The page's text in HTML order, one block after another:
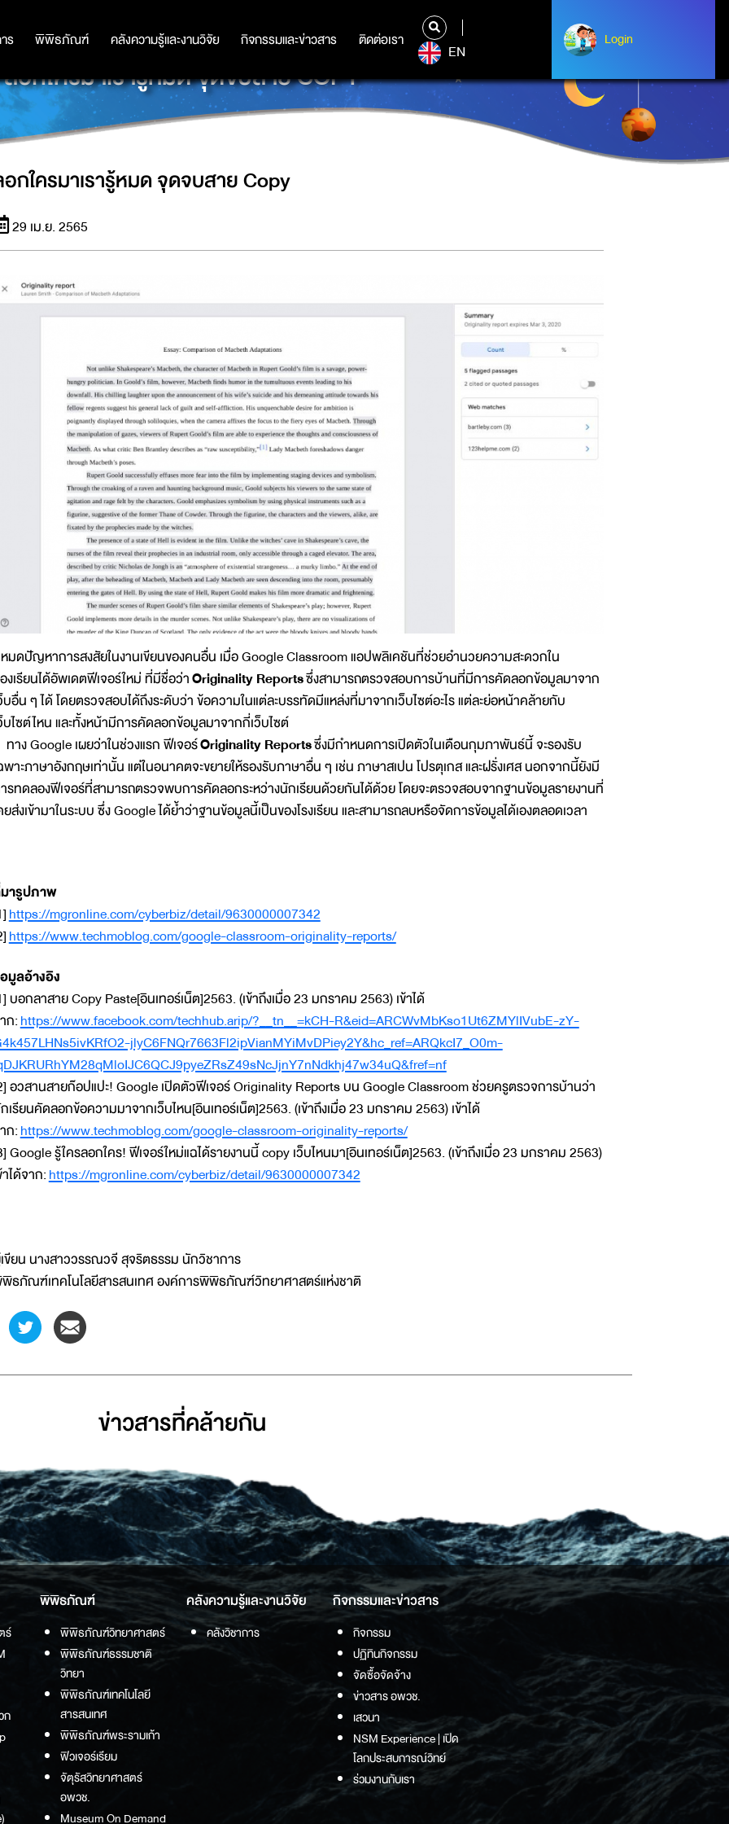
ร พิพิธภัณฑ์ คลังความรู้และงานวิจัย กิจกรรมและข่าวสาร ติดต่อเรา
ร พิพิธภัณฑ์ คลังความรู้และงานวิจัย กิจกรรมและข่าวสาร ติดต่อเรา
EN
Login
Login
ลอกใครมาเรารู้หมด จุดจบสาย COPY
กใครมาเรารู้หมด จุดจบสาย Copy
29 เม.ย. 2565
หมดปัญหาการสงสัยในงานเขียนของคนอื่น เมื่อ Google Classroom แอปพลิเคชันที่ช่วยอำนวยความสะดวกใน
งเรียนได้อัพเดตฟีเจอร์ใหม่ ที่มีชื่อว่าOriginality Reportsซึ่งสามารถตรวจสอบการบ้านที่มีการคัดลอกข้อมูลมาจาก
บอื่น ๆ ได้ โดยตรวจสอบได้ถึงระดับว่า ข้อความในแต่ละบรรทัดมีแหล่งที่มาจากเว็บไซต์อะไร แต่ละย่อหน้าคล้ายกับ
บไซต์ไหน และทั้งหน้ามีการคัดลอกข้อมูลมาจากกี่เว็บไซต์
ทาง Google เผยว่าในช่วงแรก ฟีเจอร์Originality Reportsซึ่งมีกำหนดการเปิดตัวในเดือนกุมภาพันธ์นี้ จะรองรับ
พาะภาษาอังกฤษเท่านั้น แต่ในอนาคตจะขยายให้รองรับภาษาอื่น ๆ เช่น ภาษาสเปน โปรตุเกส และฝรั่งเศส นอกจากนี้ยังมี
รทดลองฟีเจอร์ที่สามารถตรวจพบการคัดลอกระหว่างนักเรียนด้วยกันได้ด้วย โดยจะตรวจสอบจากฐานข้อมูลรายงานที่
ยส่งเข้ามาในระบบ ซึ่ง Google ได้ย้ำว่าฐานข้อมูลนี้เป็นของโรงเรียน และสามารถลบหรือจัดการข้อมูลได้เองตลอดเวลา
ารูปภาพ
https://mgronline.com/cyberbiz/detail/9630000007342
https://www.techmoblog.com/google-classroom-originality-reports/
มูลอ้างอิง
บอกลาสาย Copy Paste[อินเทอร์เน็ต]2563. (เข้าถึงเมื่อ 23 มกราคม 2563) เข้าได้
ก:https://www.facebook.com/techhub.arip/?__tn__=kCH-R&eid=ARCWvMbKso1Ut6ZMYlIVubE-zY-
jlyC6FNQr7663Fl2ipVianMYiMvDPiey2Y&hc_ref=ARQkcI7_O0m-
อวสานสายก๊อปแปะ! Google เปิดตัวฟีเจอร์ Originality Reports บน Google Classroom ช่วยครูตรวจการบ้านว่า
เรียนคัดลอกข้อความมาจากเว็บไหน[อินเทอร์เน็ต]2563. (เข้าถึงเมื่อ 23 มกราคม 2563) เข้าได้
ก:https://www.techmoblog.com/google-classroom-originality-reports/
Google รู้ใครลอกใคร! ฟีเจอร์ใหม่แฉได้รายงานนี้ copy เว็บไหนมา[อินเทอร์เน็ต]2563. (เข้าถึงเมื่อ 23 มกราคม 2563)
าได้จาก:https://mgronline.com/cyberbiz/detail/9630000007342
ขียน นางสาววรรณวจี สุจริตธรรม นักวิชาการ
ธภัณฑ์เทคโนโลยีสารสนเทศ องค์การพิพิธภัณฑ์วิทยาศาสตร์แห่งชาติ
ข่าวสารที่่คล้ายกัน
ร์
ก
พิพิธภัณฑ์
พิพิธภัณฑ์วิทยาศาสตร์
พิพิธภัณฑ์ธรรมชาติ
วิทยา
พิพิธภัณฑ์เทคโนโลยี
สารสนเทศ
พิพิธภัณฑ์พระรามเก้า
ฟิวเจอร์เรียม
จัตุรัสวิทยาศาสตร์
อพวช.
Museum On Demand
คลังความรู้และงานวิจัย
คลังวิชาการ
กิจกรรมและข่าวสาร
กิจกรรม
ปฏิทินกิจกรรม
จัดซื้อจัดจ้าง
ข่าวสาร อพวช.
เสวนา
NSM Experience | เปิด
โลกประสบการณ์วิทย์
ร่วมงานกับเรา